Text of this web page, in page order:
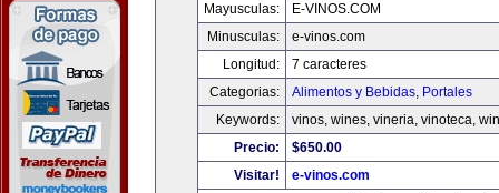
Mayusculas:
E-VINOS.COM
Minusculas:
e-vinos.com
Longitud:
7 caracteres
Categorias:
Alimentos y Bebidas, Portales
Keywords:
vinos, wines, vineria, vinoteca,
Precio:
$650.00
Visitar!
e-vinos.com